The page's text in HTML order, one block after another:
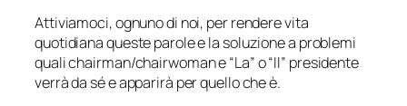
Attiviamoci, ognuno di noi, per rendere vita
quotidiana queste parole e la soluzione a problemi
quali chairman/chairwoman e “La” o “Il” presidente
verrà da sé e apparirà per quello che è.